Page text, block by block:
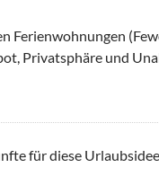
Ferienwohnungen
Privatsphäre und
für diese